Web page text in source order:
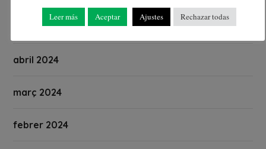
maig 2024
abril 2024
març 2024
febrer 2024
Leer más Aceptar Ajustes Rechazar todas